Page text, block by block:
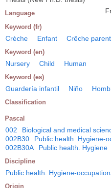
Language
Keyword (fr)
Crèche Enfant Crêche
Keyword (en)
Nursery Child Human
Keyword (es)
Guardería infantil Niño
Classification
Pascal
002 Biological and medical
002B30
Public health. Hygiene-
002B30A
Public health. Hygiene
Discipline
Public health. Hygiene-
Origin